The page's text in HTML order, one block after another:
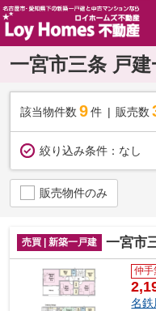
一宮市三条 戸建
該当物件数 9件 販売数
絞り込み条件： なし
販売物件のみ
売買 | 新築一戸建 一宮市三条
仲手
名鉄